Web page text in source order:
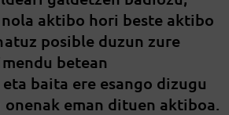
aktibo hori beste aktibo
posible duzun zure
betean
baita ere esango dizugu
onenak eman dituen aktiboa.